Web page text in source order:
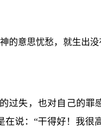
的意思忧愁，就生出
失，也对自己的
说：“干得好！我很